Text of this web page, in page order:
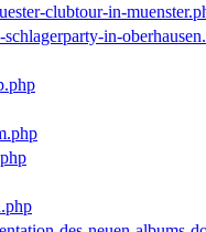
clubtour-in-
in-